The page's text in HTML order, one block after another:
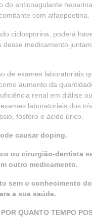
do anticoagulante
com alfaepoetina.
ciclosporina, poderá
desse medicamento
de exames laboratoriais
aumento da
renal em diálise
laboratoriais dos
fósforo e ácido úrico.
causar doping.
ou cirurgião-dentista
outro medicamento.
sem o conhecimento
a sua saúde.
QUANTO TEMPO